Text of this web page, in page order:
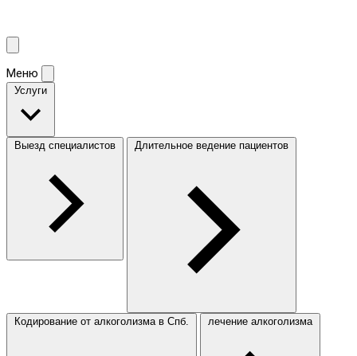
Меню
Услуги
Выезд специалистов Длительное ведение пациентов
Кодирование от алкоголизма в Спб. лечение алкоголизма